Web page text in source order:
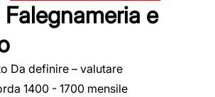
e
Da definire – valutare
1400 - 1700 mensile